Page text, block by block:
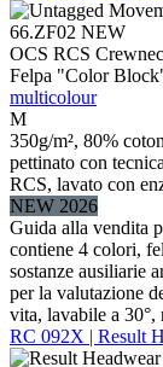
66.ZF02 NEW
OCS RCS
Felpa "Color
multicolour
M
350g/m², 80%
pettinato con
RCS, lavato con
NEW 2026
Guida alla vendita
contiene 4 colori,
sostanze ausiliarie
per la valutazione
vita, lavabile a 30°,
RC 092X | Result